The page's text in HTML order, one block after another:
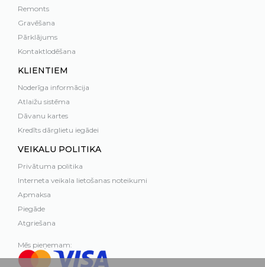
Remonts
Gravēšana
Pārklājums
Kontaktlodēšana
KLIENTIEM
Noderīga informācija
Atlaižu sistēma
Dāvanu kartes
Kredīts dārglietu iegādei
VEIKALU POLITIKA
Privātuma politika
Interneta veikala lietošanas noteikumi
Apmaksa
Piegāde
Atgriešana
Mēs pieņemam: